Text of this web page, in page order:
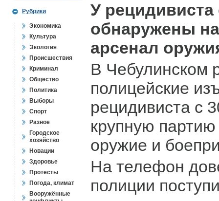
Рубрики
Экономика
Культура
Экология
Происшествия
Криминал
Общество
Политика
Выборы
Спорт
Разное
Городское
хозяйство
Новации
Здоровье
Протесты
Погода, климат
Вооружённые
У рецидивиста
обнаружены
арсенал
В Чебулинском
полицейские
рецидивиста с
крупную партию
оружие и
На телефон
полиции